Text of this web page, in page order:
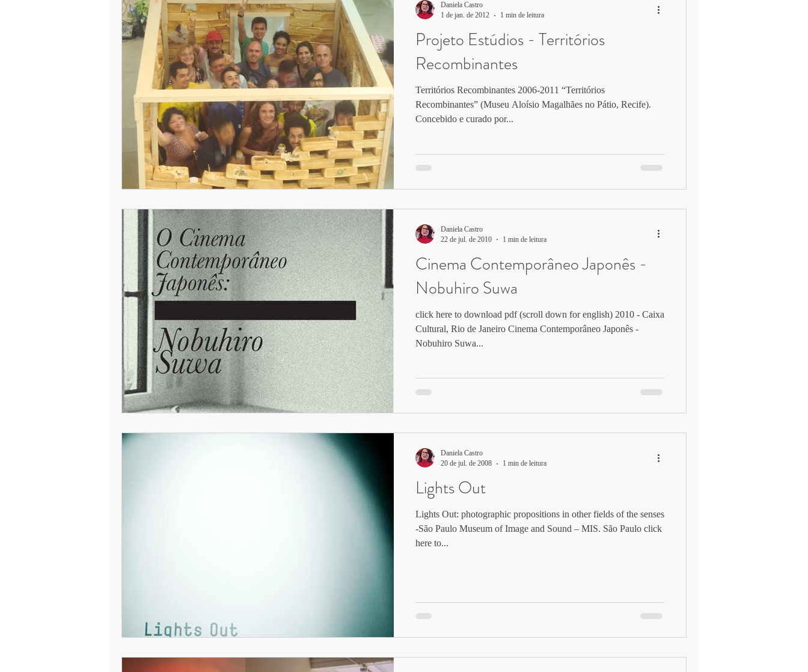
Projeto Estúdios - Territórios
Recombinantes
Territórios Recombinantes 2006-2011 “Territórios
Recombinantes” (Museu Aloísio Magalhães no Pátio, Recife).
Concebido e curado por...
Daniela Castro
1 de jan. de 2012
1 min de leitura
Cinema Contemporâneo Japonês -
Nobuhiro Suwa
click here to download pdf (scroll down for english) 2010 - Caixa
Cultural, Rio de Janeiro Cinema Contemporâneo Japonês -
Nobuhiro Suwa...
Daniela Castro
22 de jul. de 2010
1 min de leitura
Lights Out
Lights Out: photographic propositions in other fields of the senses
-São Paulo Museum of Image and Sound – MIS. São Paulo click
here to...
Daniela Castro
20 de jul. de 2008
1 min de leitura